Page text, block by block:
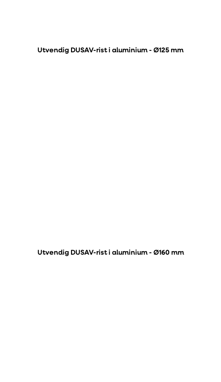
Utvendig DUSAV-rist i aluminium - Ø125 mm
Utvendig DUSAV-rist i aluminium - Ø160 mm